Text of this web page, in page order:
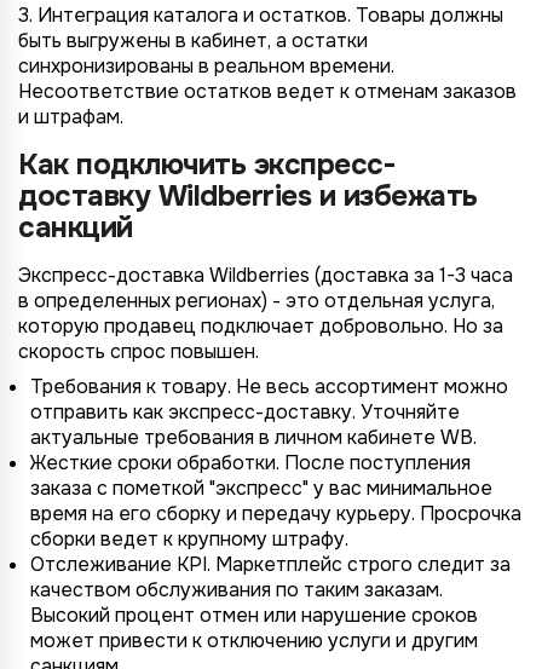
3. Интеграция каталога и остатков. Товары должны
быть выгружены в кабинет, а остатки
синхронизированы в реальном времени.
Несоответствие остатков ведет к отменам заказов
и штрафам.
Как подключить экспресс-
доставку Wildberries и избежать
санкций
Экспресс-доставка Wildberries (доставка за 1-3 часа
в определенных регионах) - это отдельная услуга,
которую продавец подключает добровольно. Но за
скорость спрос повышен.
Требования к товару. Не весь ассортимент можно
отправить как экспресс-доставку. Уточняйте
актуальные требования в личном кабинете WB.
Жесткие сроки обработки. После поступления
заказа с пометкой "экспресс" у вас минимальное
время на его сборку и передачу курьеру. Просрочка
сборки ведет к крупному штрафу.
Отслеживание KPI. Маркетплейс строго следит за
качеством обслуживания по таким заказам.
Высокий процент отмен или нарушение сроков
может привести к отключению услуги и другим
Подключение к
TotalCRM
Подключение к
TotalCRM
1/4
Подключение к
TotalCRM
2/4
Подключение к
TotalCRM
3/4
Подключение к
TotalCRM
4/4
Подключение к
TotalCRM
Подключение к
TotalCRM